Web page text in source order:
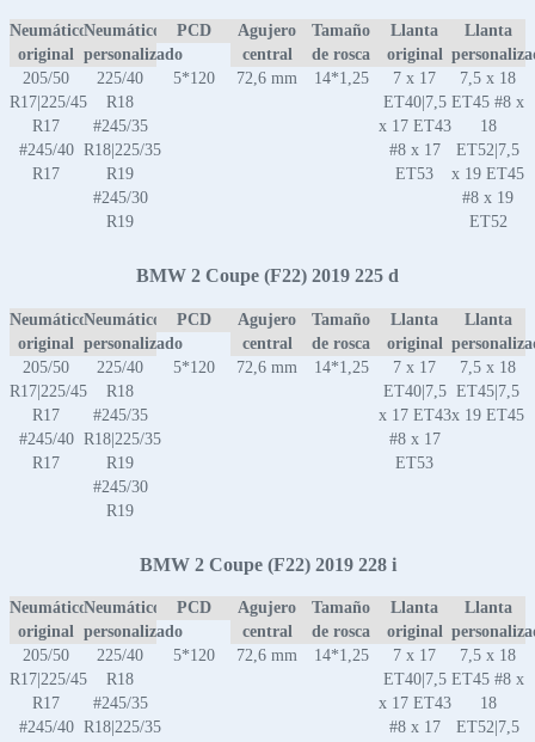
Neumático
original
Neumático
personalizado
PCD
Agujero
central
Tamaño
de rosca
Llanta
original
Llanta
205/50
R17|225/45
R17
#245/40
R17
225/40
R18
#245/35
R18|225/35
R19
#245/30
R19
5*120 72,6 mm 14*1,25
7 x 17
ET40|7,5
x 17 ET43
#8 x 17
ET53
7,5 x 18
ET45 #8 x
18
ET52|7,5
x 19 ET45
#8 x 19
ET52
BMW 2 Coupe (F22) 2019 225 d
Neumático
original
Neumático
personalizado
PCD
Agujero
central
Tamaño
de rosca
Llanta
original
Llanta
205/50
R17|225/45
R17
#245/40
R17
225/40
R18
#245/35
R18|225/35
R19
#245/30
R19
5*120 72,6 mm 14*1,25
7 x 17
ET40|7,5
x 17 ET43
#8 x 17
ET53
7,5 x 18
ET45|7,5
x 19 ET45
BMW 2 Coupe (F22) 2019 228 i
Neumático
original
Neumático
personalizado
PCD
Agujero
central
Tamaño
de rosca
Llanta
original
Llanta
205/50
R17|225/45
R17
#245/40
225/40
R18
#245/35
R18|225/35
5*120 72,6 mm 14*1,25
7 x 17
ET40|7,5
x 17 ET43
#8 x 17
7,5 x 18
ET45 #8 x
18
ET52|7,5